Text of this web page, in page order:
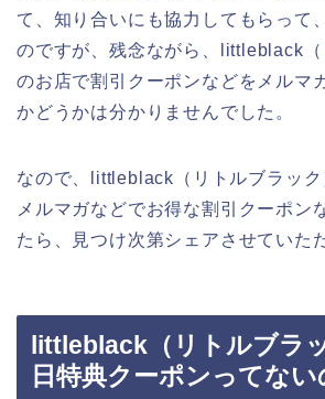
て、知り合いにも協力してもらって
のですが、残念ながら、littleblack（
のお店で割引クーポンなどをメルマ
かどうかは分かりませんでした。
なので、littleblack（リトルブラック
メルマガなどでお得な割引クーポン
たら、見つけ次第シェアさせていた
littleblack（リトルブラ
日特典クーポンってない